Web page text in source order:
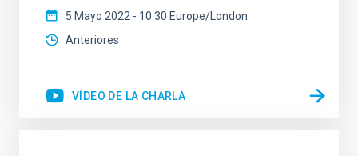
5 Mayo 2022 - 10:30 Europe/London
Anteriores
VÍDEO DE LA CHARLA